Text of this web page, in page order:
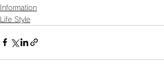
Information
Life Style